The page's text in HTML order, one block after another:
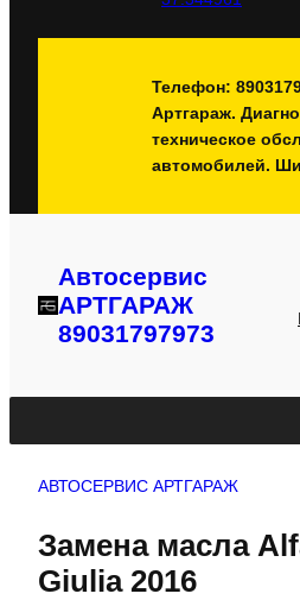
Телефон:
Артгараж.
техническое
автомобилей.
Автосервис
АРТГАРАЖ
89031797973
АВТОСЕРВИС АРТГАРАЖ
Замена масла
Giulia 2016